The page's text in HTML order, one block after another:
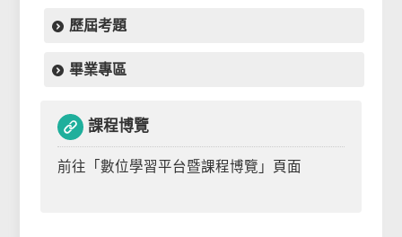
歷屆考題
畢業專區
課程博覽
前往「數位學習平台暨課程博覽」頁面